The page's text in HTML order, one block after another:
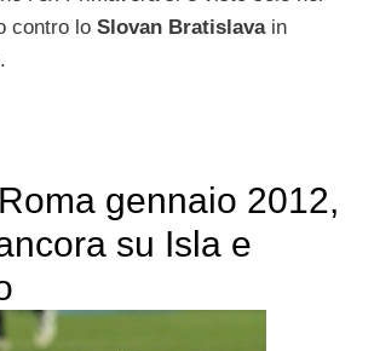
contro lo Slovan Bratislava in
.
gennaio 2012,
su Isla e